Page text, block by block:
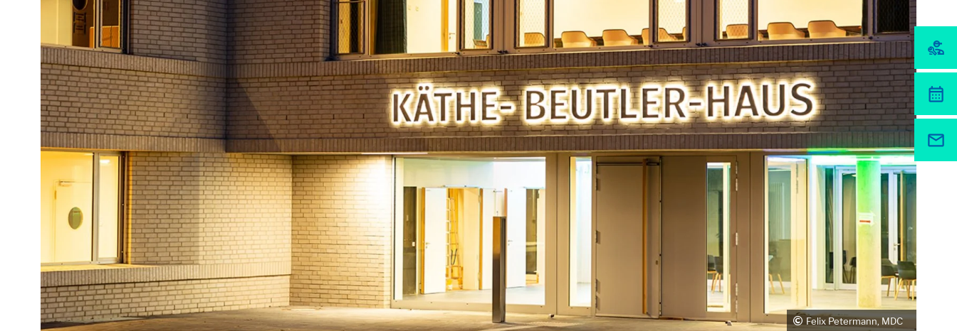
Felix Petermann, MDC
Externe Inhalte
Beinhaltet Ressourcen, welche externe Inhalte auf der Website zur Verfügung stellen. Wie zum Beispiel YouTube, Instagram oder ähnliche Anbieter.
Cookie Informationen anzeigen
Marketing und Statistik
Statistik Cookies erfassen Informationen anonym. Diese Informationen helfen uns zu verstehen, wie unsere Besucher unsere Website nutzen.
Cookie Informationen anzeigen